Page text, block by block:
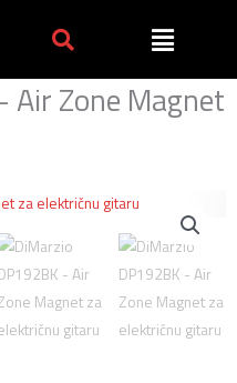
Air Zone Magnet